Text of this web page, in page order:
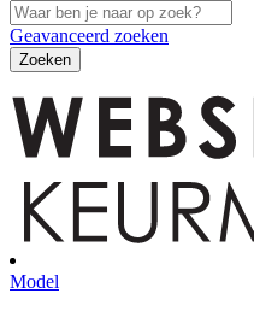
Geavanceerd zoeken
Zoeken
Model